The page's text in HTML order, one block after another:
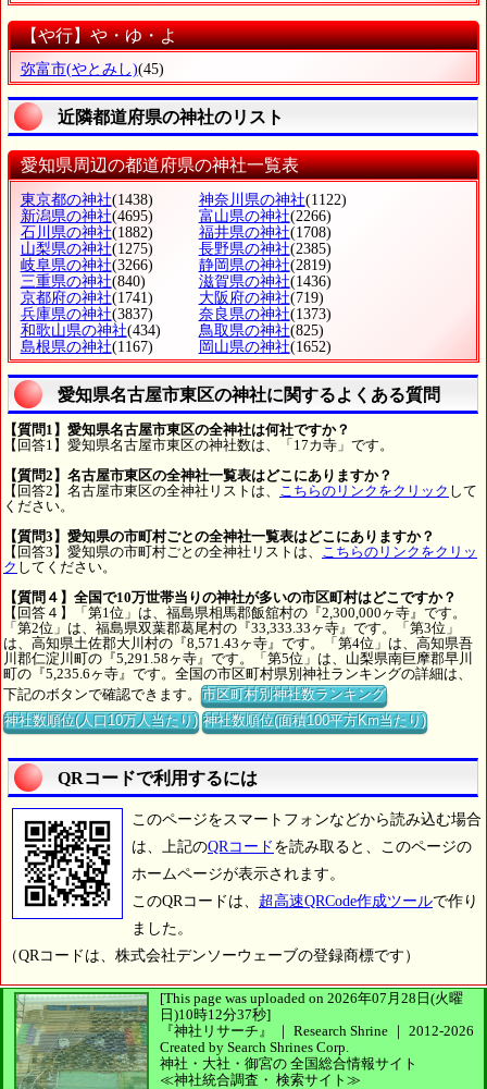
【や行】や・ゆ・よ
弥富市(やとみし)(45)
近隣都道府県の神社のリスト
愛知県周辺の都道府県の神社一覧表
東京都の神社(1438) 神奈川県の神社(1122)
新潟県の神社(4695) 富山県の神社(2266)
石川県の神社(1882) 福井県の神社(1708)
山梨県の神社(1275) 長野県の神社(2385)
岐阜県の神社(3266) 静岡県の神社(2819)
三重県の神社(840) 滋賀県の神社(1436)
京都府の神社(1741) 大阪府の神社(719)
兵庫県の神社(3837) 奈良県の神社(1373)
和歌山県の神社(434) 鳥取県の神社(825)
島根県の神社(1167) 岡山県の神社(1652)
愛知県名古屋市東区の神社に関するよくある質問
【質問1】愛知県名古屋市東区の全神社は何社ですか？
【回答1】愛知県名古屋市東区の神社数は、「17カ寺」です。
【質問2】名古屋市東区の全神社一覧表はどこにありますか？
【回答2】名古屋市東区の全神社リストは、 こちらのリンクをクリック して
ください。
【質問3】愛知県の市町村ごとの全神社一覧表はどこにありますか？
【回答3】愛知県の市町村ごとの全神社リストは、 こちらのリンクをクリッ
ク してください。
【質問４】全国で10万世帯当りの神社が多いの市区町村はどこですか？
【回答４】「第1位」は、福島県相馬郡飯舘村の『2,300,000ヶ寺』です。
「第2位」は、福島県双葉郡葛尾村の『33,333.33ヶ寺』です。「第3位」
は、高知県土佐郡大川村の『8,571.43ヶ寺』です。「第4位」は、高知県吾
川郡仁淀川町の『5,291.58ヶ寺』です。「第5位」は、山梨県南巨摩郡早川
町の『5,235.6ヶ寺』です。全国の市区町村県別神社ランキングの詳細は、
下記のボタンで確認できます。市区町村別神社数ランキング
神社数順位(人口10万人当たり) 神社数順位(面積100平方Km当たり)
QRコードで利用するには
このページをスマートフォンなどから読み込む場合
は、上記のQRコード を読み取ると、このページの
ホームページが表示されます。
このQRコードは、 超高速QRCode作成ツールで作り
ました。
（QRコードは、株式会社デンソーウェーブの登録商標です）
[This page was uploaded on 2026年07月28日(火曜
日)10時12分37秒]
『神社リサーチ』 ｜ Research Shrine ｜ 2012-2026
Created by Search Shrines Corp.
神社・大社・御宮の 全国総合情報サイト
≪神社統合調査・ 検索サイト≫